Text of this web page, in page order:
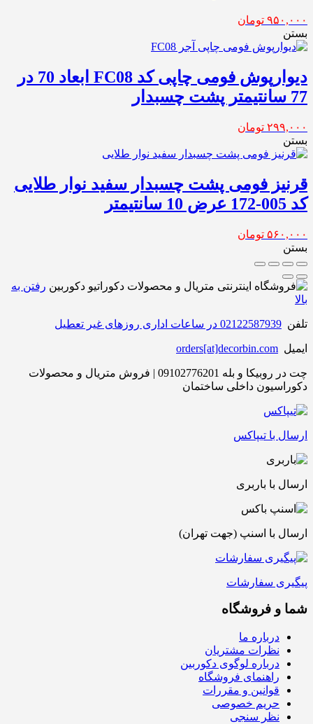
۹۵۰,۰۰۰ تومان
بستن
دیوارپوش فومی چاپی کد FC08 ابعاد 70 در
77 سانتیمتر پشت چسبدار
۲۹۹,۰۰۰ تومان
بستن
قرنیز فومی پشت چسبدار سفید نوار طلایی
کد 005-172 عرض 10 سانتیمتر
۵۶۰,۰۰۰ تومان
بستن
رفتن به
بالا
تلفن 02122587939 در ساعات اداری روزهای غیر تعطیل
ایمیل orders[at]decorbin.com
چت در روبیکا و بله 09102776201 | فروش متریال و محصولات
دکوراسیون داخلی ساختمان
ارسال با تیپاکس
ارسال با باربری
ارسال با اسنپ (جهت تهران)
پیگیری سفارشات
شما و فروشگاه
درباره ما
نظرات مشتریان
درباره لوگوی دکوربین
راهنمای فروشگاه
قوانین و مقررات
حریم خصوصی
نظر سنجی